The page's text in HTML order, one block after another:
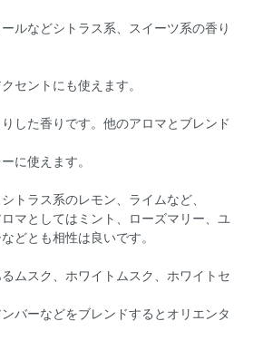
ルなどシトラス系、スイーツ系の香り
セントにも使えます。
した香りです。他のアロマとブレンド
に使えます。
トラス系のレモン、ライムなど、
マとしてはミント、ローズマリー、ユ
どとも相性は良いです。
ムスク、ホワイトムスク、ホワイトセ
バーなどをブレンドするとオリエンタ